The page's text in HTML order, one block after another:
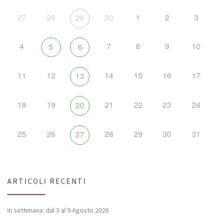
27 28 29 30 1 2 3
4 5 6 7 8 9 10
11 12 13 14 15 16 17
18 19 20 21 22 23 24
25 26 27 28 29 30 31
ARTICOLI RECENTI
In settimana: dal 3 al 9 Agosto 2026